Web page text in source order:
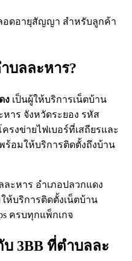
ดอายุสัญญา สำหรับลูกค้า
บลละหาร?
ง เป็นผู้ให้บริการเน็ตบ้าน
าร จังหวัดระยอง รหัส
รงข่ายไฟเบอร์ที่เสถียรและ
ร้อมให้บริการติดตั้งถึงบ้าน
ะหาร อำเภอปลวกแดง
ห้บริการติดตั้งเน็ตบ้าน
ครบทุกแพ็กเกจ
3BB ที่ตำบลละ